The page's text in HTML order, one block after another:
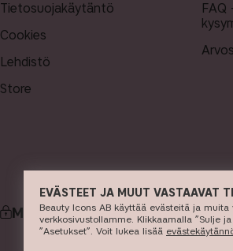
Tietosuojakäytäntö
Cookies
Lehdistö
Store
FAQ
MAKSU
EVÄSTEET JA MUUT VASTAAVAT
Beauty Icons AB käyttää evästeitä ja
verkkosivustollamme. Klikkaamalla ”Sulje
”Asetukset”. Voit lukea lisää ​